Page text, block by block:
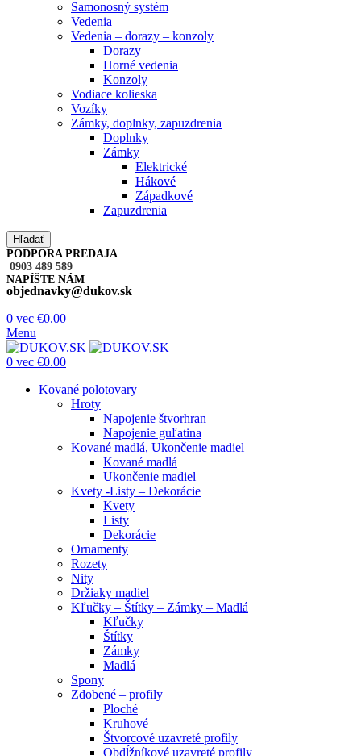
Samonosný systém
Vedenia
Vedenia – dorazy – konzoly
Dorazy
Horné vedenia
Konzoly
Vodiace kolieska
Vozíky
Zámky, doplnky, zapuzdrenia
Doplnky
Zámky
Elektrické
Hákové
Západkové
Zapuzdrenia
Hľadať
PODPORA PREDAJA
0903 489 589
NAPÍŠTE NÁM
objednavky@dukov.sk
0 vec €0.00
Menu
0 vec €0.00
Kované polotovary
Hroty
Napojenie štvorhran
Napojenie guľatina
Kované madlá, Ukončenie madiel
Kované madlá
Ukončenie madiel
Kvety -Listy – Dekorácie
Kvety
Listy
Dekorácie
Ornamenty
Rozety
Nity
Držiaky madiel
Kľučky – Štítky – Zámky – Madlá
Kľučky
Štítky
Zámky
Madlá
Spony
Zdobené – profily
Ploché
Kruhové
Štvorcové uzavreté profily
Obdĺžníkové uzavreté profily